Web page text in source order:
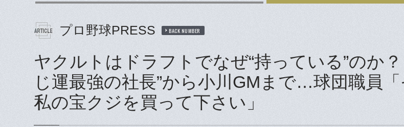
プロ野球PRESS BACK NUMBER
ヤクルトはドラフトでなぜ“持っている”のか？
じ運最強の社長”から小川GMまで…球団職員
私の宝クジを買って下さい」